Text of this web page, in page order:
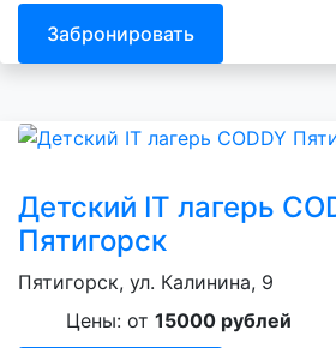
Забронировать
Детский IT лагерь
Пятигорск
Пятигорск, ул. Калинина, 9
Цены: от 15000 рублей